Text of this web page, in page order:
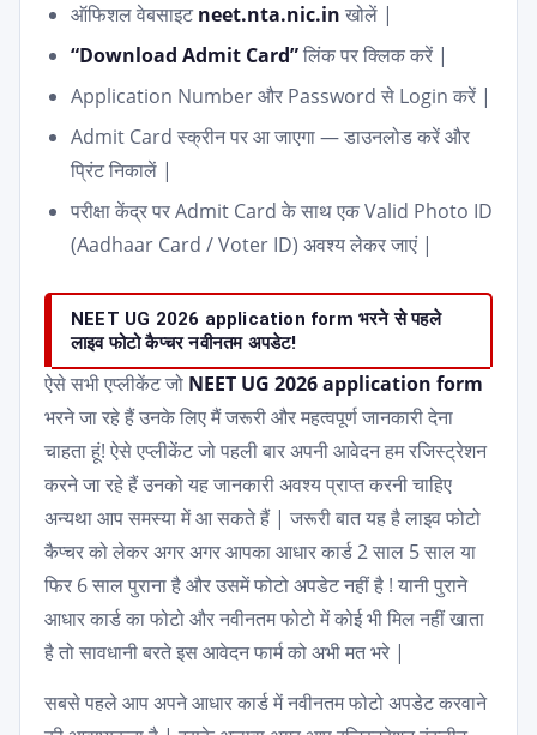
ऑफिशल वेबसाइटneet.nta.nic.in खोलें |
“Download Admit Card”लिंक पर क्लिक करें |
Application Number और Password से Login करें |
Admit Card स्क्रीन पर आ जाएगा — डाउनलोड करें और
प्रिंट निकालें |
परीक्षा केंद्र पर Admit Card के साथ एक Valid Photo ID
(Aadhaar Card / Voter ID) अवश्य लेकर जाएं |
NEET UG 2026 application form भरने से पहले
लाइव फोटो कैप्चर नवीनतम अपडेट!
ऐसे सभी एप्लीकेंट जो NEET UG 2026 application form
भरने जा रहे हैं उनके लिए मैं जरूरी और महत्वपूर्ण जानकारी देना
चाहता हूं! ऐसे एप्लीकेंट जो पहली बार अपनी आवेदन हम रजिस्ट्रेशन
करने जा रहे हैं उनको यह जानकारी अवश्य प्राप्त करनी चाहिए
अन्यथा आप समस्या में आ सकते हैं | जरूरी बात यह है लाइव फोटो
कैप्चर को लेकर अगर अगर आपका आधार कार्ड 2 साल 5 साल या
फिर 6 साल पुराना है और उसमें फोटो अपडेट नहीं है ! यानी पुराने
आधार कार्ड का फोटो और नवीनतम फोटो में कोई भी मिल नहीं खाता
है तो सावधानी बरते इस आवेदन फार्म को अभी मत भरे |
सबसे पहले आप अपने आधार कार्ड में नवीनतम फोटो अपडेट करवाने